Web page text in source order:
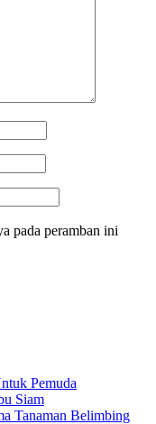
pada peramban ini
Pemuda
Siam
Tanaman Belimbing